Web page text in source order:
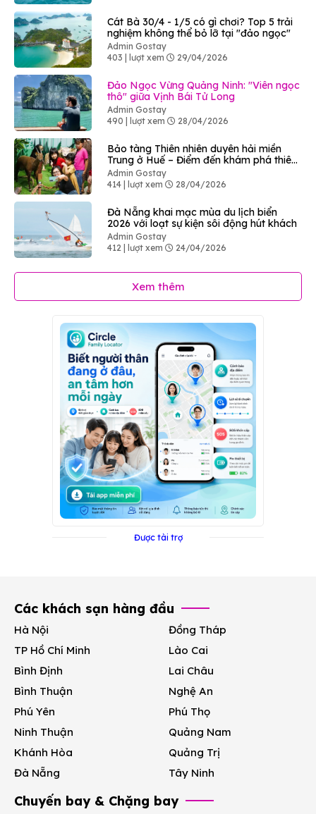
Cát Bà 30/4 - 1/5 có gì chơi? Top 5 trải
nghiệm không thể bỏ lỡ tại "đảo ngọc"
Admin Gostay
403 | lượt xem
29/04/2026
Đảo Ngọc Vừng Quảng Ninh: "Viên ngọc
thô" giữa Vịnh Bái Tử Long
Admin Gostay
490 | lượt xem
28/04/2026
Bảo tàng Thiên nhiên duyên hải miền
Trung ở Huế – Điểm đến khám phá thiên
nhiên độc đáo
Admin Gostay
414 | lượt xem
28/04/2026
Đà Nẵng khai mạc mùa du lịch biển
2026 với loạt sự kiện sôi động hút khách
Admin Gostay
412 | lượt xem
24/04/2026
Xem thêm
Được tài trợ
Các khách sạn hàng đầu
Hà Nội
TP Hồ Chí Minh
Bình Định
Bình Thuận
Phú Yên
Ninh Thuận
Khánh Hòa
Đà Nẵng
Đồng Tháp
Lào Cai
Lai Châu
Nghệ An
Phú Thọ
Quảng Nam
Quảng Trị
Tây Ninh
Chuyến bay & Chặng bay